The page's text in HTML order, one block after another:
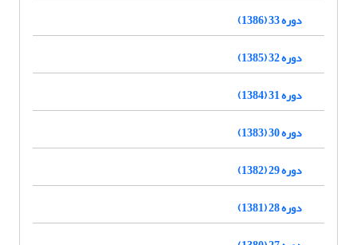
دوره 33 (1386)
دوره 32 (1385)
دوره 31 (1384)
دوره 30 (1383)
دوره 29 (1382)
دوره 28 (1381)